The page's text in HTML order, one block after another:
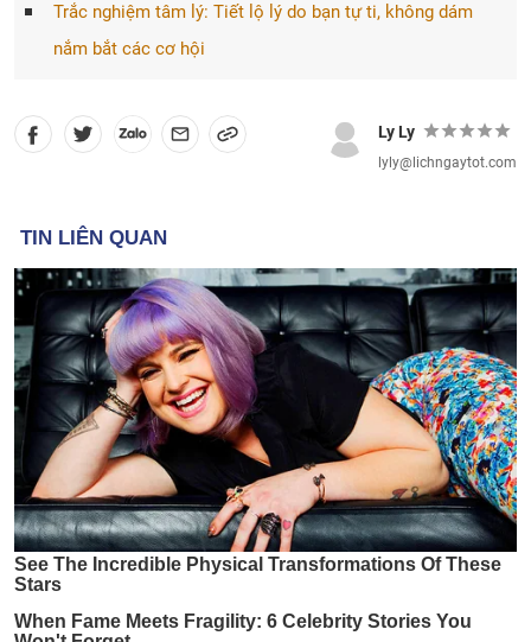
Trắc nghiệm tâm lý: Tiết lộ lý do bạn tự ti, không dám
nắm bắt các cơ hội
Ly Ly
lyly@lichngaytot.com